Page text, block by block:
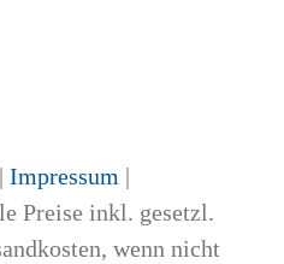
Impressum |
Preise inkl. gesetzl.
wenn nicht